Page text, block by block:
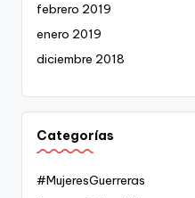
febrero 2019
enero 2019
diciembre 2018
Categorías
#MujeresGuerreras